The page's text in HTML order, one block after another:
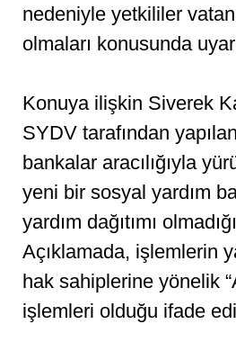
nedeniyle yetkililer
olmaları konusunda
Konuya ilişkin Siverek
SYDV tarafından
bankalar aracılığıyla
yeni bir sosyal yardım
yardım dağıtımı
Açıklamada, işlemlerin
hak sahiplerine yönelik
işlemleri olduğu ifade